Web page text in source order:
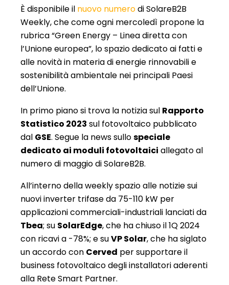
È disponibile il nuovo numerodi SolareB2B
Weekly, che come ogni mercoledì propone la
rubrica “Green Energy – Linea diretta con
l’Unione europea”, lo spazio dedicato ai fatti e
alle novità in materia di energie rinnovabili e
sostenibilità ambientale nei principali Paesi
dell’Unione.
In primo piano si trova la notizia sul Rapporto
Statistico 2023 sul fotovoltaico pubblicato
dal GSE. Segue la news sullospeciale
dedicato ai moduli fotovoltaici allegato al
numero di maggio di SolareB2B.
All’interno della weekly spazio alle notizie sui
nuovi inverter trifase da 75-110 kW per
applicazioni commerciali-industriali lanciati da
Tbea; su SolarEdge, che ha chiuso il 1Q 2024
con ricavi a -78%; e suVP Solar, che ha siglato
un accordo con Cerved per supportare il
business fotovoltaico degli installatori aderenti
alla Rete Smart Partner.